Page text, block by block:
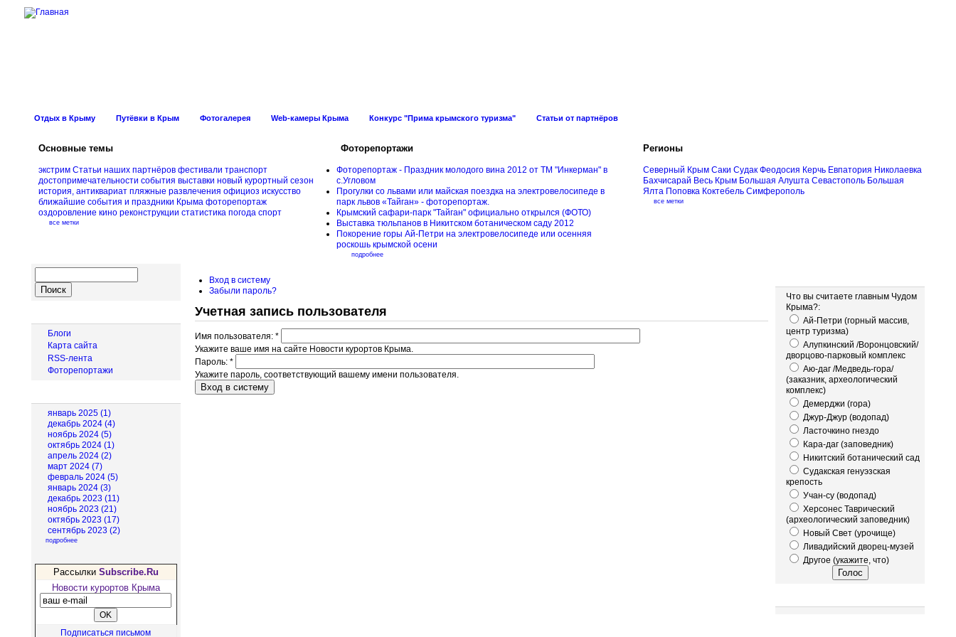
Отдых в Крыму Путёвки в Крым Фотогалерея Web-камеры Крыма Конкурс "Прима крымского туризма" Статьи от партнёров
Основные темы
экстрим Статьи наших партнёров фестивали транспорт
достопримечательности события выставки новый курортный сезон
история, антиквариат пляжные развлечения официоз искусство
ближайшие события и праздники Крыма фоторепортаж
оздоровление кино реконструкции статистика погода спорт
все метки
Фоторепортажи
Фоторепортаж - Праздник молодого вина 2012 от ТМ "Инкерман" в
с.Угловом
Прогулки cо львами или майская поездка на электровелосипеде в
парк львов «Тайган» - фоторепортаж.
Крымский сафари-парк "Тайган" официально открылся (ФОТО)
Выставка тюльпанов в Никитском ботаническом саду 2012
Покорение горы Ай-Петри на электровелосипеде или осенняя
роскошь крымской осени
подробнее
Регионы
Северный Крым Саки Судак Феодосия Керчь Евпатория Николаевка
Бахчисарай Весь Крым Большая Алушта Севастополь Большая
Ялта Поповка Коктебель Симферополь
все метки
Блоги
Карта сайта
RSS-лента
Фоторепортажи
январь 2025 (1)
декабрь 2024 (4)
ноябрь 2024 (5)
октябрь 2024 (1)
апрель 2024 (2)
март 2024 (7)
февраль 2024 (5)
январь 2024 (3)
декабрь 2023 (11)
ноябрь 2023 (21)
октябрь 2023 (17)
сентябрь 2023 (2)
подробнее
Рассылки Subscribe.Ru
Новости курортов Крыма
Подписаться письмом
Вход в систему
Забыли пароль?
Учетная запись пользователя
Имя пользователя: *
Укажите ваше имя на сайте Новости курортов Крыма.
Пароль: *
Укажите пароль, соответствующий вашему имени пользователя.
Что вы считаете главным Чудом
Крыма?:
Ай-Петри (горный массив,
центр туризма)
Алупкинский /Воронцовский/
дворцово-парковый комплекс
Аю-даг /Медведь-гора/
(заказник, археологический
комплекс)
Демерджи (гора)
Джур-Джур (водопад)
Ласточкино гнездо
Кара-даг (заповедник)
Никитский ботанический сад
Судакская генуэзская
крепость
Учан-су (водопад)
Херсонес Таврический
(археологический заповедник)
Новый Свет (урочище)
Ливадийский дворец-музей
Другое (укажите, что)